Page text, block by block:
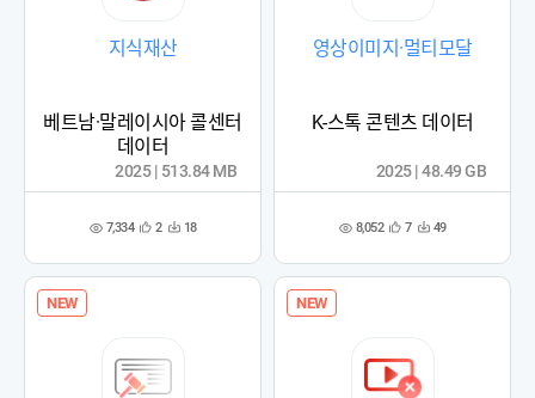
지식재산
베트남·말레이시아 콜센터
데이터
조 7,334 관
록
2 다 18
2025 | 513.84 MB
영상이미지·멀티모달
K-스톡 콘텐츠 데이터
조 8,052 관
록
7 다 49
2025 | 48.49 GB
NEW NEW